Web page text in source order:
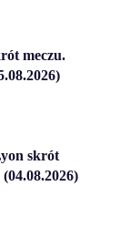
meczu.
skrót